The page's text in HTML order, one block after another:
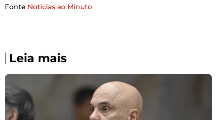
Fonte Noticias ao Minuto
Leia mais